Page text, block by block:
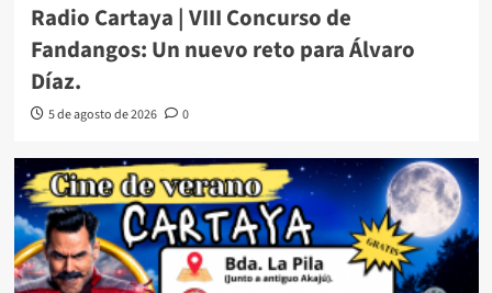
Radio Cartaya | VIII Concurso de
Fandangos: Un nuevo reto para Álvaro
Díaz.
5 de agosto de 2026 0